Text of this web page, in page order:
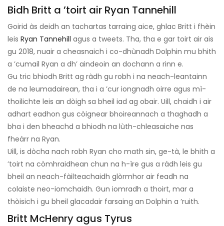
Bidh Britt a ’toirt air Ryan Tannehill
Goirid às deidh an tachartas tarraing aice, ghlac Britt i fhèin
leis Ryan Tannehill agus a tweets. Tha, tha e gar toirt air ais
gu 2018, nuair a cheasnaich i co-dhùnadh Dolphin mu bhith
a ’cumail Ryan a dh’ aindeoin an dochann a rinn e.
Gu tric bhiodh Britt ag ràdh gu robh i na neach-leantainn
de na leumadairean, tha i a ’cur iongnadh oirre agus mì-
thoilichte leis an dòigh sa bheil iad ag obair. Uill, chaidh i air
adhart eadhon gus còignear bhoireannach a thaghadh a
bha i den bheachd a bhiodh na lùth-chleasaiche nas
fheàrr na Ryan.
Uill, is dòcha nach robh Ryan cho math sin, ge-tà, le bhith a
’toirt na còmhraidhean chun na h-ìre gus a ràdh leis gu
bheil an neach-fàilteachaidh glòrmhor air feadh na
colaiste neo-iomchaidh. Gun iomradh a thoirt, mar a
thòisich i gu bheil glacadair farsaing an Dolphin a ’ruith.
Britt McHenry agus Tyrus